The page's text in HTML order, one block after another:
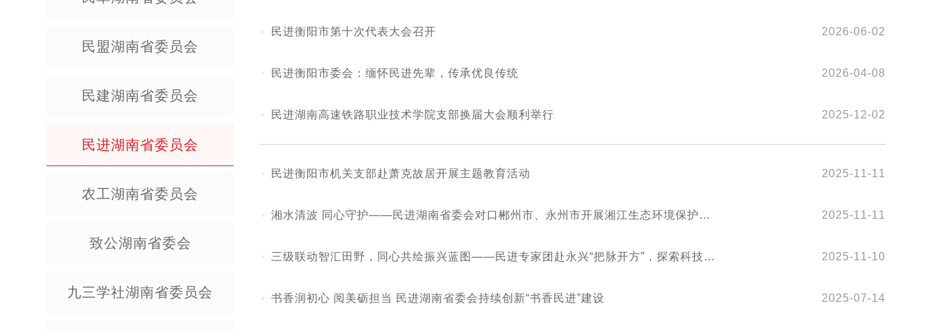
民盟湖南省委员会
民建湖南省委员会
民进湖南省委员会
农工湖南省委员会
致公湖南省委会
九三学社湖南省委员会
民进衡阳市第十次代表大会召开 2026-06-02
民进衡阳市委会：缅怀民进先辈，传承优良传统 2026-04-08
民进湖南高速铁路职业技术学院支部换届大会顺利举行 2025-12-02
民进衡阳市机关支部赴萧克故居开展主题教育活动 2025-11-11
湘水清波 同心守护——民进湖南省委会对口郴州市、永州市开展湘江生态环境保护民
2025-11-11
三级联动智汇田野，同心共绘振兴蓝图——民进专家团赴永兴“把脉开方”，探索科技助
2025-11-10
书香润初心 阅美砺担当 民进湖南省委会持续创新“书香民进”建设 2025-07-14